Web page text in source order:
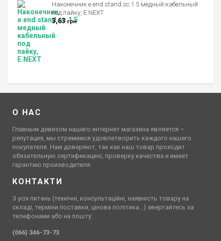
Наконечник е.end.stand.sc.1.5 медный кабельный
под пайку, E.NEXT
3,63грн
О НАС
Главным девизом нашего интернет магазина является –
репутация, мы стремимся удовлетворить каждого нашего
покупателя. Нам доверяют, так как наш товар проходит
обязательную сертификацию, проверку качества и имеет
гарантию производителя.
КОНТАКТИ
З усіх питань (технічні, консультаційні, наявність товару на
складі, терміни поставки, цінова політика…) звертайтесь за
телефонами або на пошту:
(066) 346-73-73